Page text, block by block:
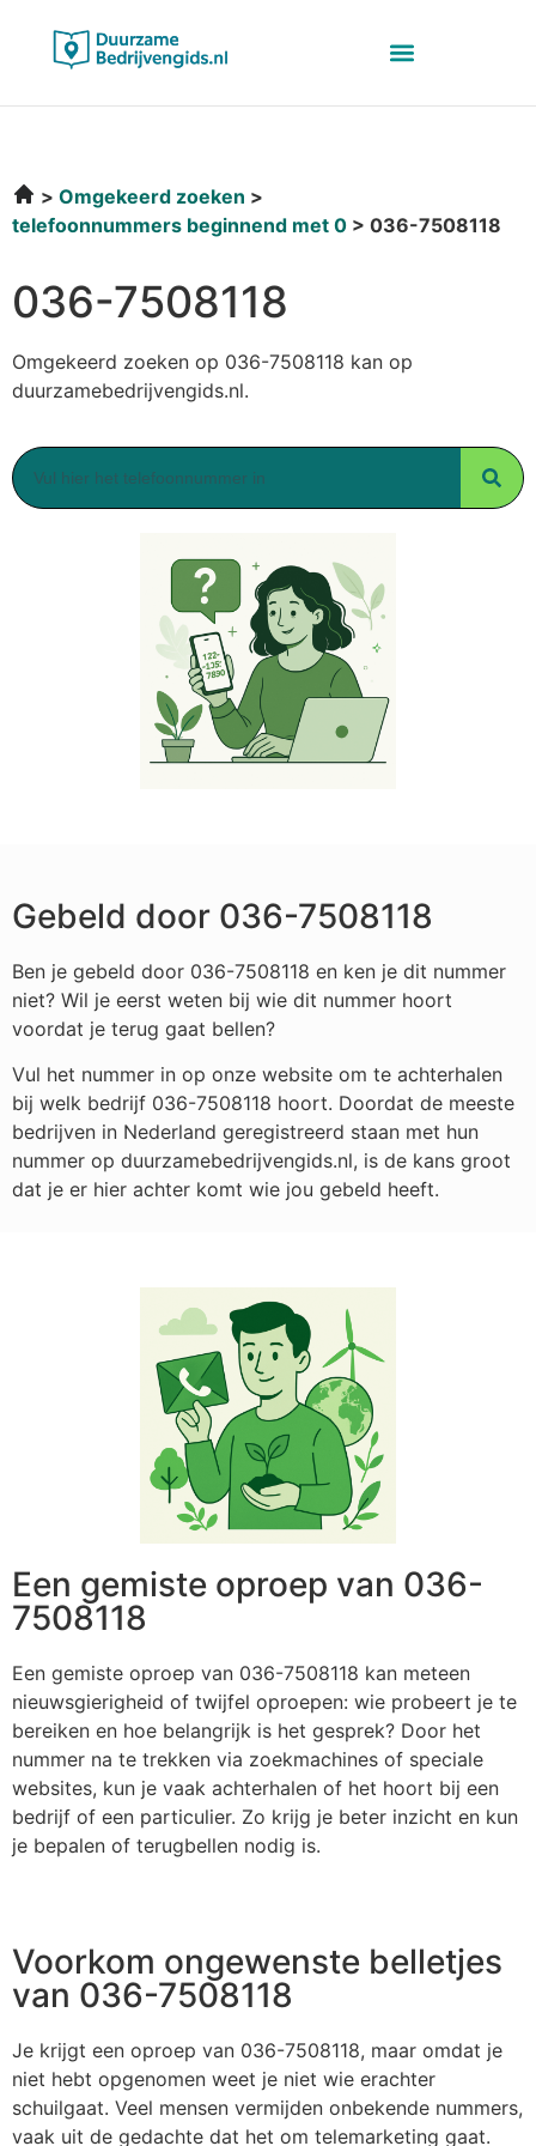
Omgekeerd zoeken
telefoonnummers beginnend met 0
036-7508118
036-7508118
Omgekeerd zoeken op 036-7508118 kan op
duurzamebedrijvengids.nl.
Gebeld door 036-7508118
Ben je gebeld door 036-7508118 en ken je dit nummer
niet? Wil je eerst weten bij wie dit nummer hoort
voordat je terug gaat bellen?
Vul het nummer in op onze website om te achterhalen
bij welk bedrijf 036-7508118 hoort. Doordat de meeste
bedrijven in Nederland geregistreerd staan met hun
nummer op duurzamebedrijvengids.nl, is de kans groot
dat je er hier achter komt wie jou gebeld heeft.
Een gemiste oproep van 036-
7508118
Een gemiste oproep van 036-7508118 kan meteen
nieuwsgierigheid of twijfel oproepen: wie probeert je te
bereiken en hoe belangrijk is het gesprek? Door het
nummer na te trekken via zoekmachines of speciale
websites, kun je vaak achterhalen of het hoort bij een
bedrijf of een particulier. Zo krijg je beter inzicht en kun
je bepalen of terugbellen nodig is.
Voorkom ongewenste belletjes
van 036-7508118
Je krijgt een oproep van 036-7508118, maar omdat je
niet hebt opgenomen weet je niet wie erachter
schuilgaat. Veel mensen vermijden onbekende nummers,
vaak uit de gedachte dat het om telemarketing gaat.